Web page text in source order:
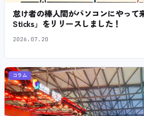
怠け者の棒人間がパソコンにやって
Sticks」をリリースしました！
2026.07.20
コラム